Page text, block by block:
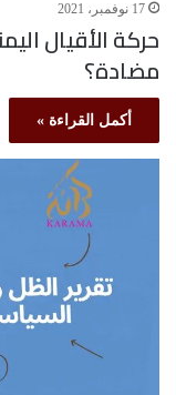
17 نوفمبر، 2021
حركة الأقيال
مضادة؟
أكمل القراءة »